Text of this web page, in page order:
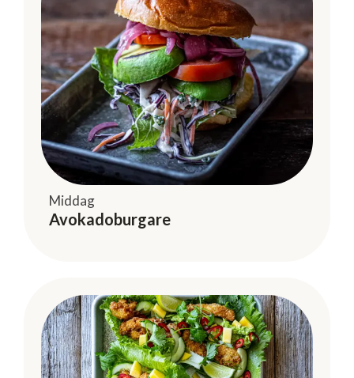
Middag
Avokadoburgare